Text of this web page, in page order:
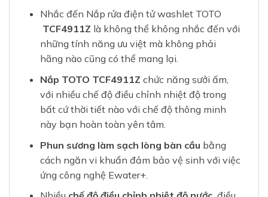
Nhắc đến Nắp rửa điện tử washlet TOTO
TCF4911Z là không thể không nhắc đến với
những tính năng ưu việt mà không phải
hãng nào cũng có thể mang lại.
Nắp TOTO TCF4911Z chức năng sưởi ấm,
với nhiều chế độ điều chỉnh nhiệt độ trong
bất cứ thời tiết nào với chế độ thông minh
này bạn hoàn toàn yên tâm.
Phun sương làm sạch lòng bàn cầu bằng
cách ngăn vi khuẩn đảm bảo vệ sinh với việc
ứng công nghệ Ewater+.